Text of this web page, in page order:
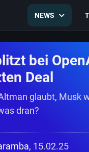
NEWS
bei
Deal
glaubt, Musk
dran?
, 15.02.25